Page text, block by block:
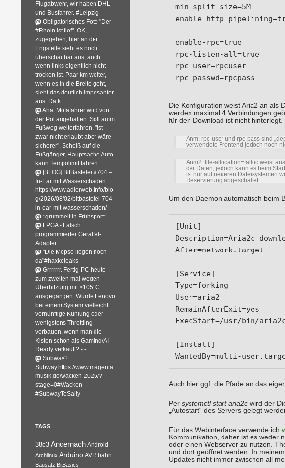
min-split-size=5M
enable-http-
enable-rpc=true
rpc-listen-all=true
rpc-user=rpcuser
rpc-passwd=rpcpass
Die Konfiguration weist Aria2 an als
werden maximal 4 Verbindungen
für den Download ist nicht
Anm: rpc-user und rpc-pass sind
verwendete Frontend jedoch noch
Anm2: file-allocation=falloc weist
der Daten, jedoch kann es beim
ist nur auf neueren Dateisystemen
Reservierung abgeschaltet.
Um den Daemon automatisch beim
[Unit]
Description=Aria2c
After=network.target
[Service]
Type=forking
User=aria2
RemainAfterExit=yes
ExecStart=/usr/bin/
[Install]
WantedBy=multi-
Auch hier ggf. die Pfade an das
Per systemctl start aria2cwird der
„Autostart“ des Servers gelegt
Für das Webinterface verwende ich
Kommunikation, daher ist es weder
oder einen Webserver zu nutzen.
und dort geöffnet werden. In
Updates nicht immer zwischen all
Flugabwehr, wir haben DHL
und Busfahrer. #Leipzig
Obligatorisches Foto "Der
#Rhein ist tief". OK,
zugegeben, hier an der
Engstelle sieht es noch
überschaubar aus, auch
wenn links eigentlich nicht
trocken ist. Paar km weiter,
wenn es in die Breite geht,
sieht das deutlich imposanter
aus. Da k...
Aha. Mofafahrer wird von
der Pol angehalten. Soll aufm
Fußweg weiterfahren. "Ist
zwar nicht erlaubt aber wäre
sicherer". Scheiß auf die
Fußgänger, Hauptsache Auto
kann Tempolimit fahren.
[BLOG] BitBastelei #704 –
In-Ear mit Wasserschaden
https://www.adlerweb.info/blo
g/2026/08/02/bitbastelei-704-
in-ear-mit-wasserschaden/
*grummelt in Frühsport*
FPGA - Falsch
programmierter Geraffel-
Adapter.
"Die Möpse liegen noch
da"#haxkoleaks
Grrrrrrr. Fertig-PC heute
zum zweiten mal wegen
Überhitzung mit >105°C
ausgegangen. Würde Lenovo
bei einem System vielleicht
vernünftige Kühlung oder
wenigstens Throttling
verbauen, wenn man die
Kisten schon als Gaming/AI-
Ready verkauft? -.-
Subway?
Subway.https://www.magenta
musik.de/wacken-2026/?
stage=0#Wacken
#SubwayToSally
TAGS
38c3 Andernach Android
Archlinux Arduino AVR bahn
Bausatz BitBasics